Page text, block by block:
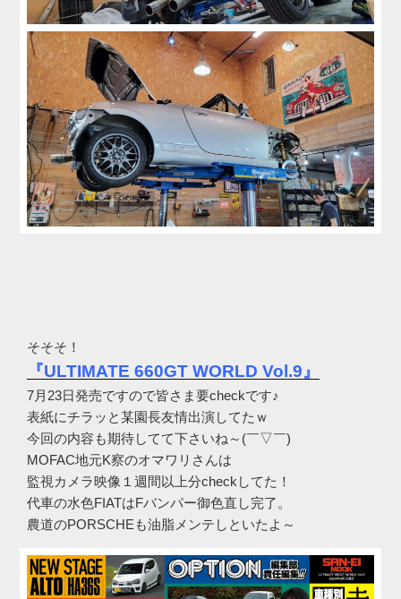
そそそ！
『ULTIMATE 660GT WORLD Vol.9』
7月23日発売ですので皆さま要checkです♪
表紙にチラッと某園長友情出演してたｗ
今回の内容も期待してて下さいね～(￣▽￣)
MOFAC地元K察のオマワリさんは
監視カメラ映像１週間以上分checkしてた！
代車の水色FIATはFバンパー御色直し完了。
農道のPORSCHEも油脂メンテしといたよ～